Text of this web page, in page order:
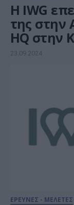
Η IWG
της στην
HQ στην
23.09.2024
ΕΡΕΥΝΕΣ - ΜΕΛΕΤΕΣ